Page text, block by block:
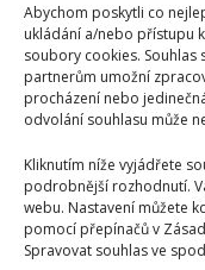
Abychom poskytli co
ukládání a/nebo přístupu
soubory cookies. Souhlas
partnerům umožní
procházení nebo
odvolání souhlasu může
Kliknutím níže vyjádřete
podrobnější rozhodnutí.
webu. Nastavení můžete
pomocí přepínačů v
Spravovat souhlas ve
Petr Rychlý slaví 61
nemusel být. Za svůj